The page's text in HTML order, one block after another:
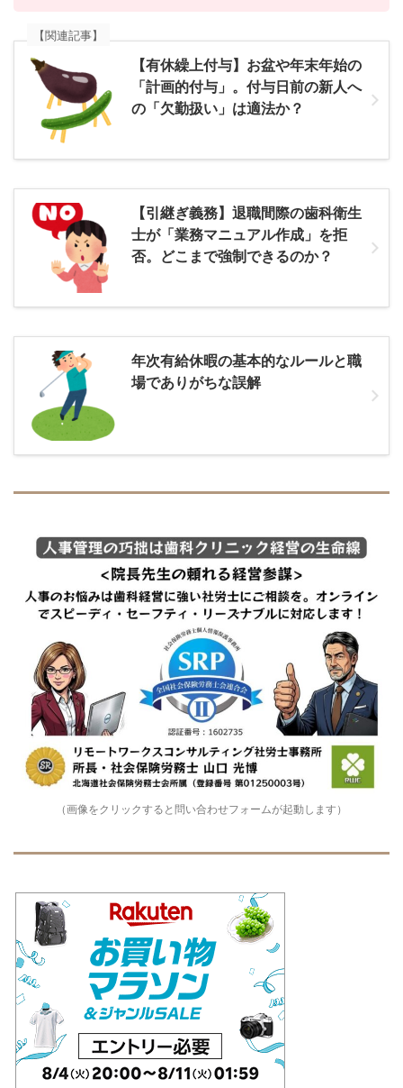
【有休繰上付与】お盆や年末年始の
「計画的付与」。付与日前の新人へ
の「欠勤扱い」は適法か？
【関連記事】
【引継ぎ義務】退職間際の歯科衛生
士が「業務マニュアル作成」を拒
否。どこまで強制できるのか？
年次有給休暇の基本的なルールと職
場でありがちな誤解
（画像をクリックすると問い合わせフォームが起動します）